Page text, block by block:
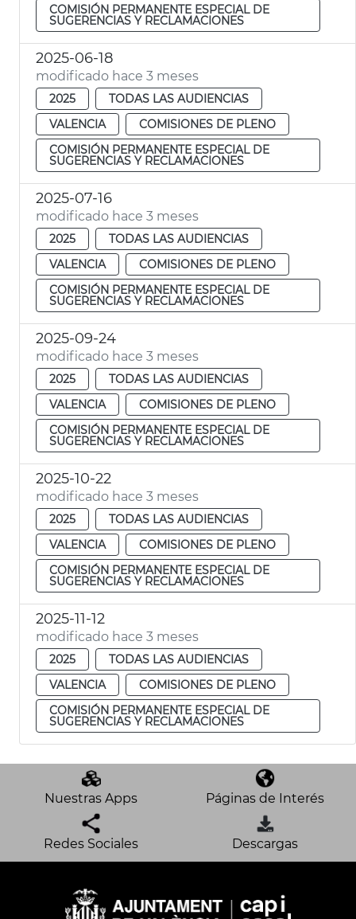
COMISIÓN PERMANENTE ESPECIAL DE
SUGERENCIAS Y RECLAMACIONES
2025-06-18
modificado hace 3 meses
2025
TODAS LAS AUDIENCIAS
VALENCIA
COMISIONES DE PLENO
COMISIÓN PERMANENTE ESPECIAL DE
SUGERENCIAS Y RECLAMACIONES
2025-07-16
modificado hace 3 meses
2025
TODAS LAS AUDIENCIAS
VALENCIA
COMISIONES DE PLENO
COMISIÓN PERMANENTE ESPECIAL DE
SUGERENCIAS Y RECLAMACIONES
2025-09-24
modificado hace 3 meses
2025
TODAS LAS AUDIENCIAS
VALENCIA
COMISIONES DE PLENO
COMISIÓN PERMANENTE ESPECIAL DE
SUGERENCIAS Y RECLAMACIONES
2025-10-22
modificado hace 3 meses
2025
TODAS LAS AUDIENCIAS
VALENCIA
COMISIONES DE PLENO
COMISIÓN PERMANENTE ESPECIAL DE
SUGERENCIAS Y RECLAMACIONES
2025-11-12
modificado hace 3 meses
2025
TODAS LAS AUDIENCIAS
VALENCIA
COMISIONES DE PLENO
COMISIÓN PERMANENTE ESPECIAL DE
SUGERENCIAS Y RECLAMACIONES
Nuestras Apps Páginas de Interés
Redes Sociales Descargas